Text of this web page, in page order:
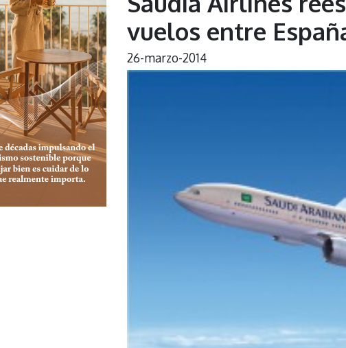
vuelos entre
26-marzo-2014